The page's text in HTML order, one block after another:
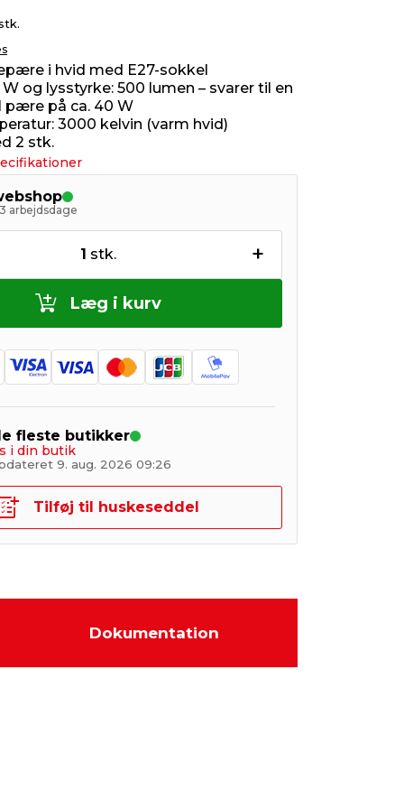
i hvid med E27-sokkel
W og lysstyrke: 500 lumen – svarer til en
pære på ca. 40 W
3000 kelvin (varm hvid)
2 stk.
arbejdsdage
1 stk. +
Læg i kurv
fleste butikker
i din butik
9. aug. 2026 09:26
Tilføj til huskeseddel
Dokumentation